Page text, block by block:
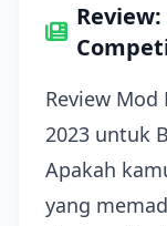
Review
2023 untuk
Apakah
yang